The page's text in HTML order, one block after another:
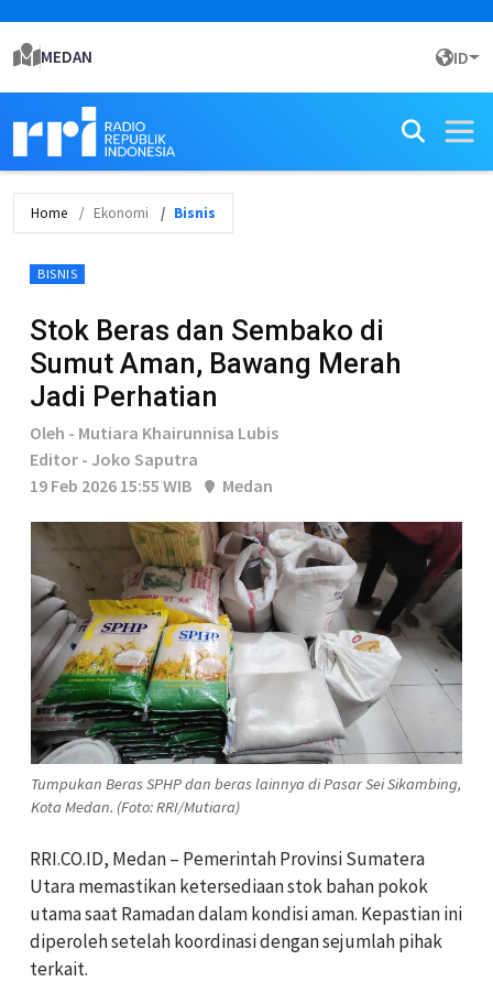
MEDAN ID
Home Ekonomi Bisnis
BISNIS
Stok Beras dan Sembako di
Sumut Aman, Bawang Merah
Jadi Perhatian
Oleh - Mutiara Khairunnisa Lubis
Editor - Joko Saputra
19 Feb 2026 15:55 WIB
Medan
Tumpukan Beras SPHP dan beras lainnya di Pasar Sei Sikambing,
Kota Medan. (Foto: RRI/Mutiara)
RRI.CO.ID, Medan – Pemerintah Provinsi Sumatera
Utara memastikan ketersediaan stok bahan pokok
utama saat Ramadan dalam kondisi aman. Kepastian ini
diperoleh setelah koordinasi dengan sejumlah pihak
terkait.